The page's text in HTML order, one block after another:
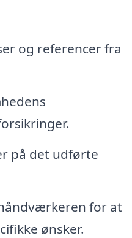
og referencer fra
på det udførte
for at
ønsker.